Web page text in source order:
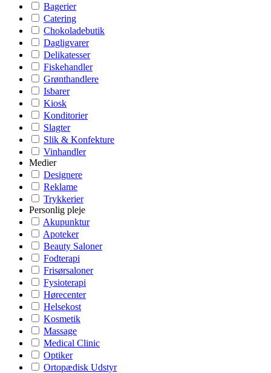
Bagerier
Catering
Chokoladebutik
Dagligvarer
Delikatesser
Fiskehandler
Grønthandlere
Isbarer
Kiosk
Konditorier
Slagter
Slik & Konfekture
Vinhandler
Medier
Designere
Reklame
Trykkerier
Personlig pleje
Akupunktur
Apoteker
Beauty Saloner
Fodterapi
Frisørsaloner
Fysioterapi
Hørecenter
Helsekost
Kosmetik
Massage
Medical Clinic
Optiker
Ortopædisk Udstyr